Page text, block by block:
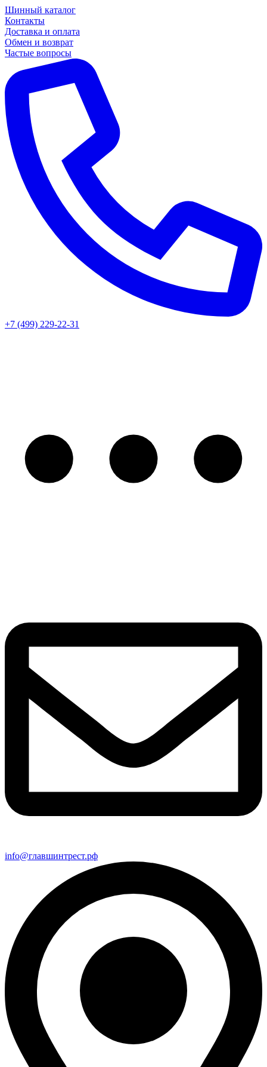
Шинный каталог
Контакты
Доставка и оплата
Обмен и возврат
Частые вопросы
+7 (499) 229-22-31
info@главшинтрест.рф